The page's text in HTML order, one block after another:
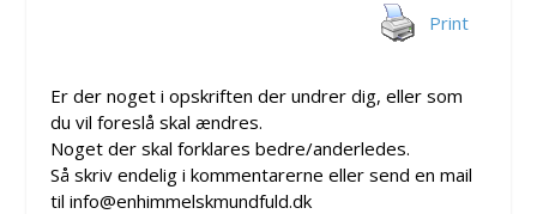
Print
Er der noget i opskriften der undrer dig, eller som
du vil foreslå skal ændres.
Noget der skal forklares bedre/anderledes.
Så skriv endelig i kommentarerne eller send en mail
til info@enhimmelskmundfuld.dk